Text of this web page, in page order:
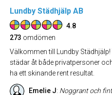
Lundby Städhjälp AB
4.8
273 omdömen
Välkommen till Lundby
städar åt både privatpersoner
ha ett skinande rent resultat.
Emelie J: Noggrant och fint